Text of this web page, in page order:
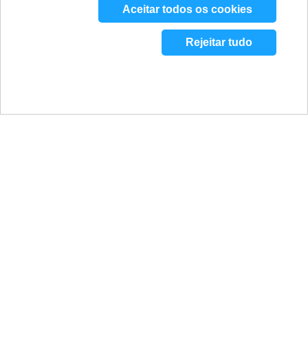
Aceitar todos os cookies
Rejeitar tudo